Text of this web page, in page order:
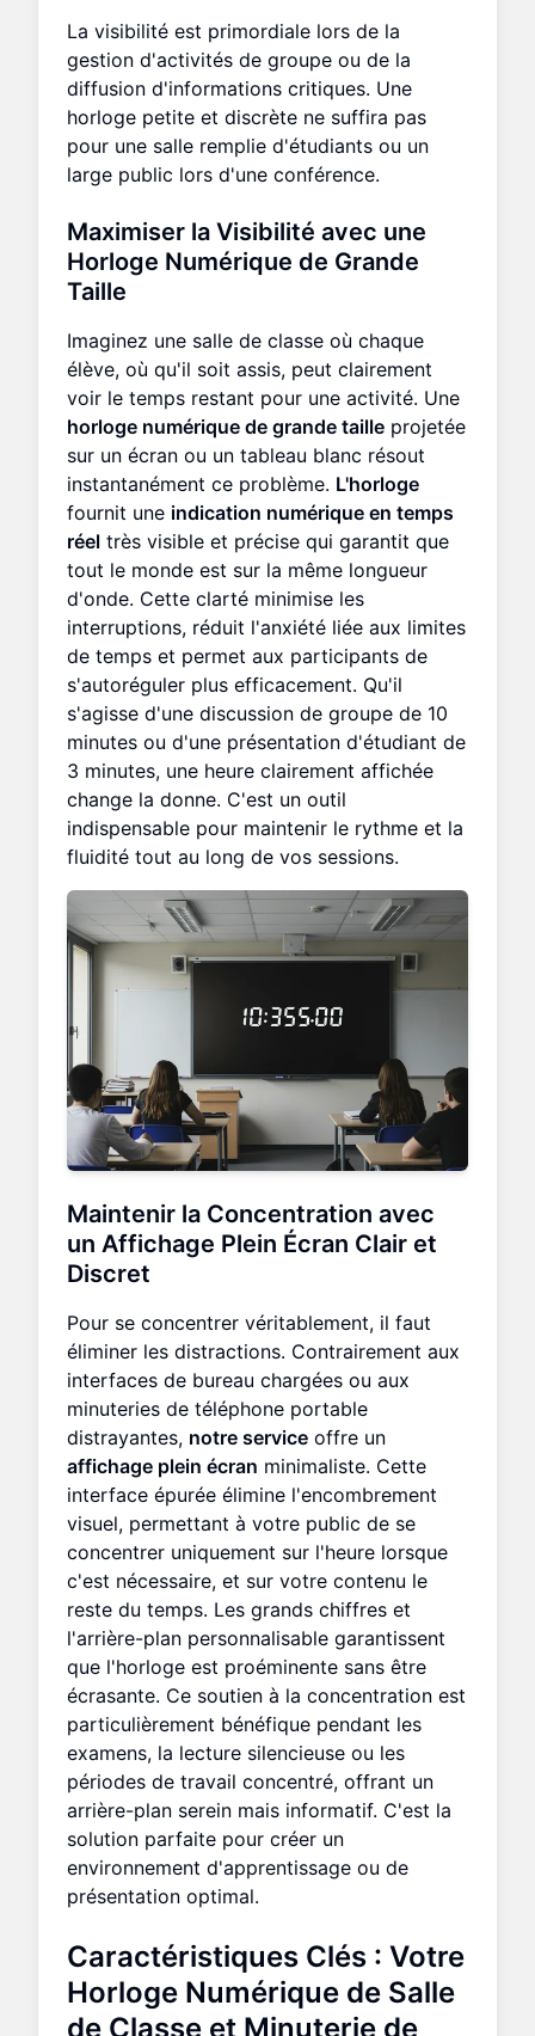
La visibilité est primordiale lors de la
gestion d'activités de groupe ou de la
diffusion d'informations critiques. Une
horloge petite et discrète ne suffira pas
pour une salle remplie d'étudiants ou un
large public lors d'une conférence.
Maximiser la Visibilité avec une
Horloge Numérique de Grande
Taille
Imaginez une salle de classe où chaque
élève, où qu'il soit assis, peut clairement
voir le temps restant pour une activité. Une
horloge numérique de grande taille projetée
sur un écran ou un tableau blanc résout
instantanément ce problème. L'horloge
fournit une indication numérique en temps
réel très visible et précise qui garantit que
tout le monde est sur la même longueur
d'onde. Cette clarté minimise les
interruptions, réduit l'anxiété liée aux limites
de temps et permet aux participants de
s'autoréguler plus efficacement. Qu'il
s'agisse d'une discussion de groupe de 10
minutes ou d'une présentation d'étudiant de
3 minutes, une heure clairement affichée
change la donne. C'est un outil
indispensable pour maintenir le rythme et la
fluidité tout au long de vos sessions.
Maintenir la Concentration avec
un Affichage Plein Écran Clair et
Discret
Pour se concentrer véritablement, il faut
éliminer les distractions. Contrairement aux
interfaces de bureau chargées ou aux
minuteries de téléphone portable
distrayantes, notre service offre un
affichage plein écran minimaliste. Cette
interface épurée élimine l'encombrement
visuel, permettant à votre public de se
concentrer uniquement sur l'heure lorsque
c'est nécessaire, et sur votre contenu le
reste du temps. Les grands chiffres et
l'arrière-plan personnalisable garantissent
que l'horloge est proéminente sans être
écrasante. Ce soutien à la concentration est
particulièrement bénéfique pendant les
examens, la lecture silencieuse ou les
périodes de travail concentré, offrant un
arrière-plan serein mais informatif. C'est la
solution parfaite pour créer un
environnement d'apprentissage ou de
présentation optimal.
Caractéristiques Clés : Votre
Horloge Numérique de Salle
de Classe et Minuterie de